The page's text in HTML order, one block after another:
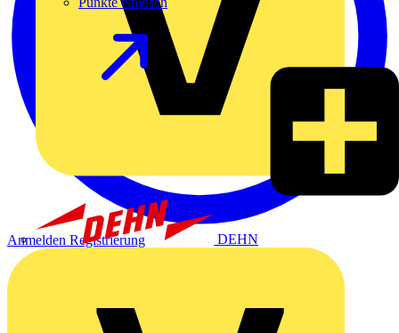
DEHN
Anmelden Registrierung